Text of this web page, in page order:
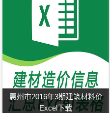
惠州市2016年3期建筑材料价
Excel下载